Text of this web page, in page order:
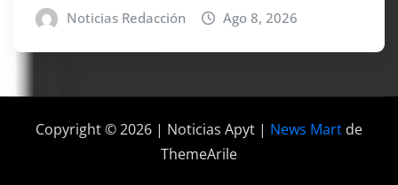
Noticias Redacción Ago 8, 2026
Copyright © 2026 | Noticias Apyt | News Mart de
ThemeArile